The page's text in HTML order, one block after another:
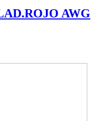
AWG